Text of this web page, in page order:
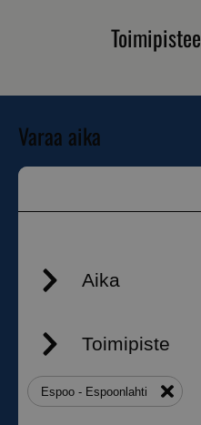
Varaa aika